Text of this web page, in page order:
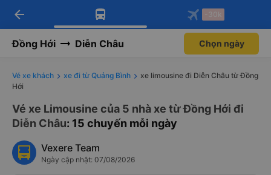
Tải app Vexere ngay!
Nhận ưu đãi thành viên độc
Mở app
Tải app Vexere
-30k/ghế khi đặt vé máy bay qua
Mở app
arrow_back -30k
Đồng Hới Diễn Châu Chọn ngày
Vé xe khách xe đi từ Quảng Bình
xe limousine đi Diễn Châu từ Đồng
Hới
Vé xe Limousine của 5 nhà xe từ Đồng Hới đi
Diễn Châu: 15 chuyến mỗi ngày
Vexere Team
Ngày cập nhật: 07/08/2026